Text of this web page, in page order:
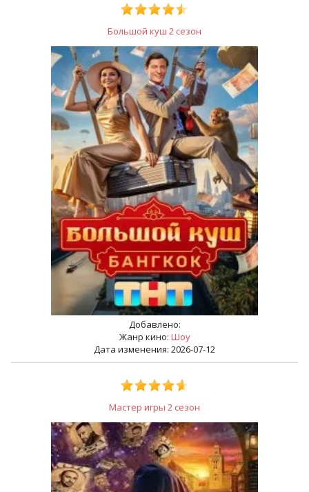
Большой куш 2 сезон
Добавлено:
Жанр кино: Шоу
Дата изменения: 2026-07-12
Мастер игры 2 сезон